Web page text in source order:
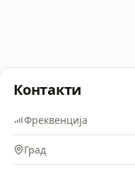
Контакти
Фреквенција
Град